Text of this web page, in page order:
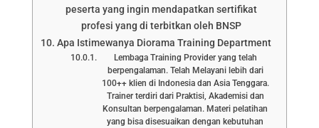
peserta yang ingin mendapatkan sertifikat
profesi yang di terbitkan oleh BNSP
Apa Istimewanya Diorama Training Department
Lembaga Training Provider yang telah
berpengalaman. Telah Melayani lebih dari
100++ klien di Indonesia dan Asia Tenggara.
Trainer terdiri dari Praktisi, Akademisi dan
Konsultan berpengalaman. Materi pelatihan
yang bisa disesuaikan dengan kebutuhan